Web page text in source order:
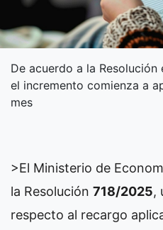
De acuerdo a la
el incremento comienza a
mes
>El Ministerio de
la Resolución 718/2025,
respecto al recargo